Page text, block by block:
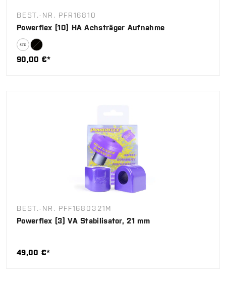
BEST.-NR. PFR16810
Powerflex (10) HA Achsträger Aufnahme
90,00 €*
BEST.-NR. PFF1680321M
Powerflex (3) VA Stabilisator, 21 mm
49,00 €*